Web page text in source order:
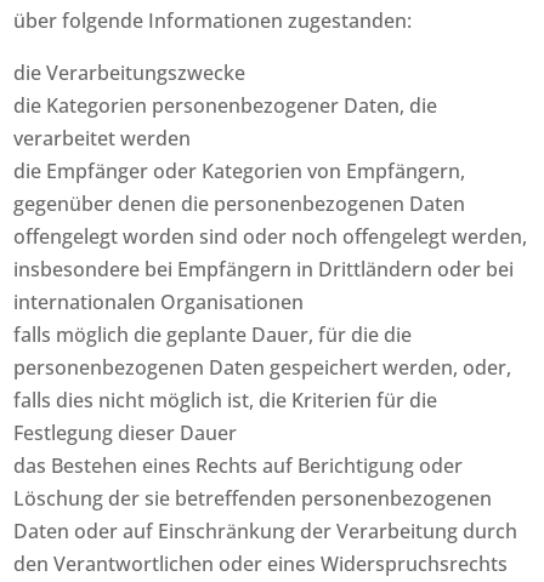
über folgende Informationen zugestanden:
die Verarbeitungszwecke
die Kategorien personenbezogener Daten, die
verarbeitet werden
die Empfänger oder Kategorien von Empfängern,
gegenüber denen die personenbezogenen Daten
offengelegt worden sind oder noch offengelegt werden,
insbesondere bei Empfängern in Drittländern oder bei
internationalen Organisationen
falls möglich die geplante Dauer, für die die
personenbezogenen Daten gespeichert werden, oder,
falls dies nicht möglich ist, die Kriterien für die
Festlegung dieser Dauer
das Bestehen eines Rechts auf Berichtigung oder
Löschung der sie betreffenden personenbezogenen
Daten oder auf Einschränkung der Verarbeitung durch
den Verantwortlichen oder eines Widerspruchsrechts